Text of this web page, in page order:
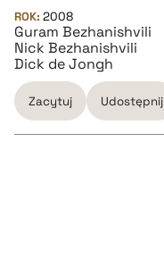
ROK: 2008
Guram Bezhanishvili
Nick Bezhanishvili
Dick de Jongh
Zacytuj Udostępnij